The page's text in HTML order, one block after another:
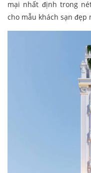
mại nhất định trong
cho mẫu khách sạn đẹp